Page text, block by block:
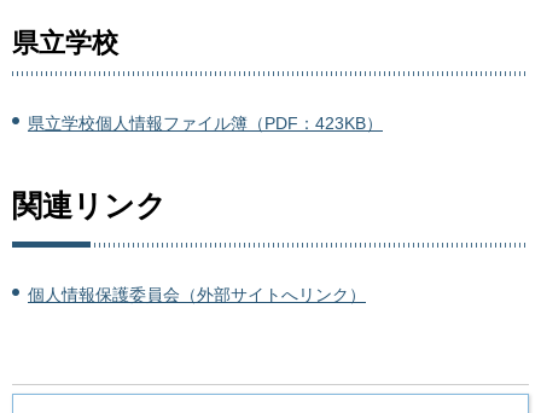
県立学校
県立学校個人情報ファイル簿（PDF：423KB）
関連リンク
個人情報保護委員会（外部サイトへリンク）